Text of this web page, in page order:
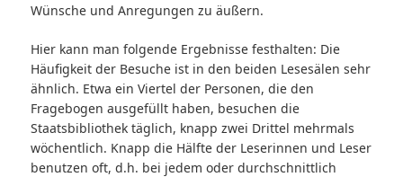
Wünsche und Anregungen zu äußern.
Hier kann man folgende Ergebnisse festhalten: Die
Häufigkeit der Besuche ist in den beiden Lesesälen sehr
ähnlich. Etwa ein Viertel der Personen, die den
Fragebogen ausgefüllt haben, besuchen die
Staatsbibliothek täglich, knapp zwei Drittel mehrmals
wöchentlich. Knapp die Hälfte der Leserinnen und Leser
benutzen oft, d.h. bei jedem oder durchschnittlich